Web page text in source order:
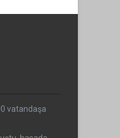
vatandaşa